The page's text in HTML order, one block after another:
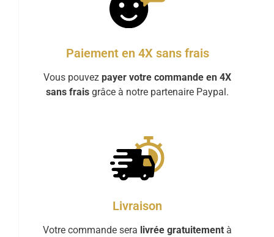
Paiement en 4X sans frais
Vous pouvez payer votre commande en 4X
sans frais grâce à notre partenaire Paypal.
Livraison
Votre commande sera livrée gratuitement à